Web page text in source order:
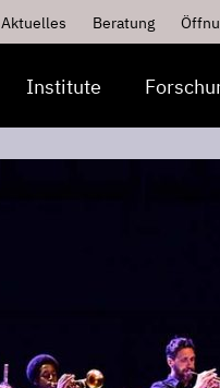
Aktuelles Beratung
Institute